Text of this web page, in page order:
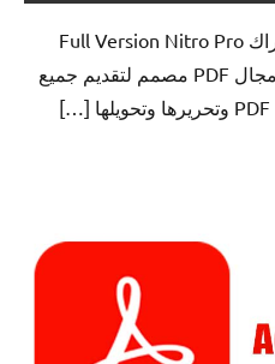
Nitro Pro 14.41.0.15 زائد الكراك Full Version Nitro Pro
14.41.0.15 هو برنامج رائد في مجال PDF مصمم لتقديم جميع